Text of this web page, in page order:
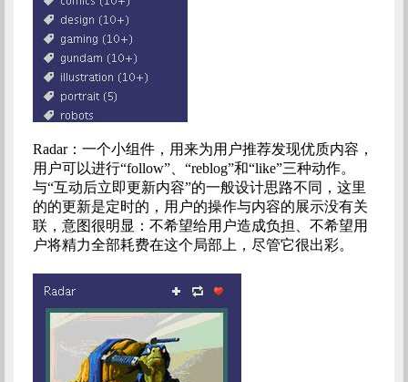
Radar：一个小组件，用来为用户推荐发现优质内容，
用户可以进行“follow”、“reblog”和“like”三种动作。
与“互动后立即更新内容”的一般设计思路不同，这里
的的更新是定时的，用户的操作与内容的展示没有关
联，意图很明显：不希望给用户造成负担、不希望用
户将精力全部耗费在这个局部上，尽管它很出彩。